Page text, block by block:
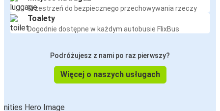
Przestrzeń do bezpiecznego przechowywania rzeczy
Toalety
Dogodnie dostępne w każdym autobusie FlixBus
Podróżujesz z nami po raz pierwszy?
Więcej o naszych usługach